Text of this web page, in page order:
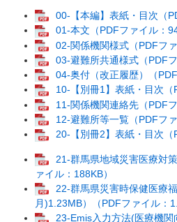
00-【本編】表紙・目次（
01-本文（PDFファイル：
02-関係機関様式（PDFフ
03-避難所共通様式（PDF
04-奥付（改正履歴）（
10-【別冊1】表紙・目次（
11-関係機関連絡先（PDF
12-避難所等一覧（PDFフ
20-【別冊2】表紙・目次（
21-群馬県地域災害医療対
ァイル：188KB）
22-群馬県災害時保健医療
月)1.23MB）（PDFファイル：
23-Emis入力方法(医療機関